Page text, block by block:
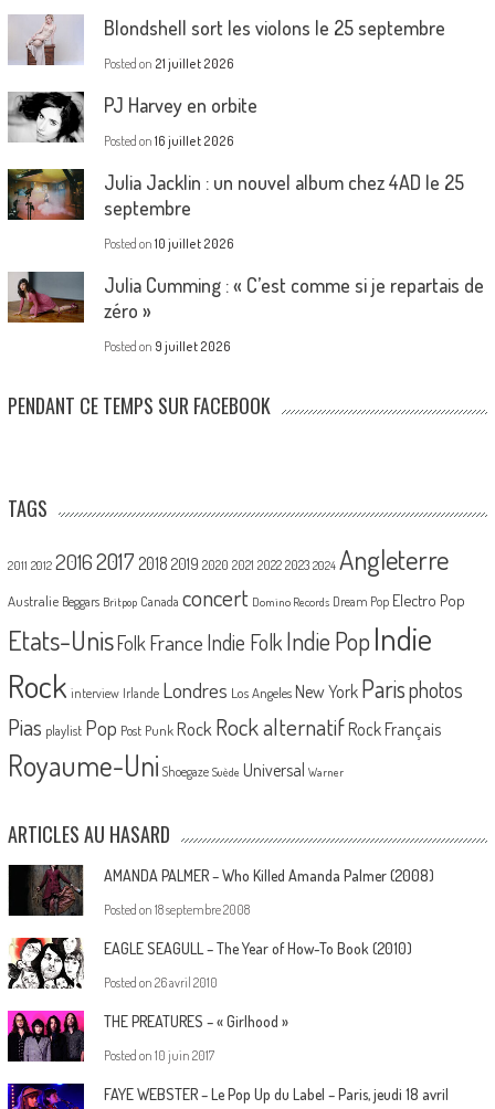
Blondshell sort les violons le 25 septembre
Posted on 21 juillet 2026
PJ Harvey en orbite
Posted on 16 juillet 2026
Julia Jacklin : un nouvel album chez 4AD le 25
septembre
Posted on 10 juillet 2026
Julia Cumming : « C’est comme si je repartais de
zéro »
Posted on 9 juillet 2026
PENDANT CE TEMPS SUR FACEBOOK
TAGS
2011 2012 20162017 2018 2019 2020 2021 2022 2023 2024 Angleterre
Australie Beggars Britpop Canada concert Domino Records Dream Pop Electro Pop
Etats-UnisFolk France Indie Folk Indie PopIndie
Rock interview Irlande Londres Los Angeles New York Parisphotos
Pias playlist Pop Post Punk Rock Rock alternatif Rock Français
Royaume-Uni Shoegaze Suède Universal Warner
ARTICLES AU HASARD
AMANDA PALMER – Who Killed Amanda Palmer (2008)
Posted on 18 septembre 2008
EAGLE SEAGULL – The Year of How-To Book (2010)
Posted on 26 avril 2010
THE PREATURES – « Girlhood »
Posted on 10 juin 2017
FAYE WEBSTER – Le Pop Up du Label – Paris, jeudi 18 avril